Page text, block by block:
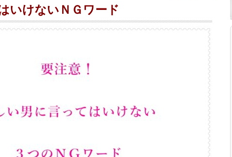
いけないＮＧワード